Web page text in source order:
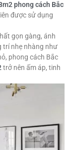
phong cách Bắc
được sử dụng
gọn gàng, ánh
trí nhẹ nhàng như
phong cách Bắc
trở nên ấm áp, tinh